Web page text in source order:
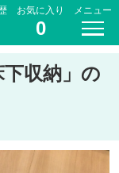
お気に入り
0
メニュー
収納」の